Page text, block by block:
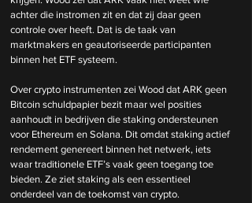
achter die instromen zit en dat zij daar geen
controle over heeft. Dat is de taak van
marktmakers en geautoriseerde participanten
binnen het ETF systeem.
Over crypto instrumenten zei Wood dat ARK geen
Bitcoin schuldpapier bezit maar wel posities
aanhoudt in bedrijven die staking ondersteunen
voor Ethereum en Solana. Dit omdat staking actief
rendement genereert binnen het netwerk, iets
waar traditionele ETF’s vaak geen toegang toe
bieden. Ze ziet staking als een essentieel
onderdeel van de toekomst van crypto.